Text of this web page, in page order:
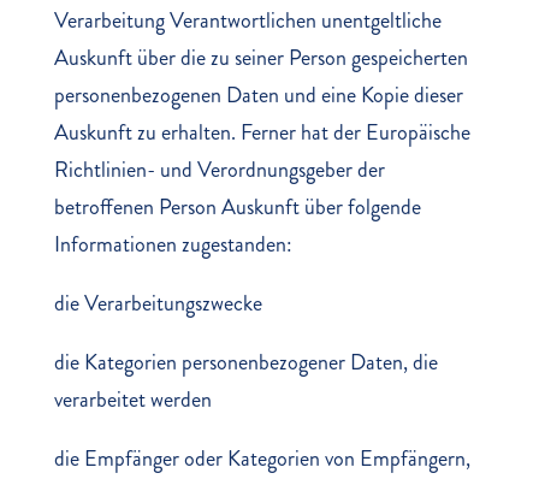
Verarbeitung Verantwortlichen unentgeltliche
Auskunft über die zu seiner Person gespeicherten
personenbezogenen Daten und eine Kopie dieser
Auskunft zu erhalten. Ferner hat der Europäische
Richtlinien- und Verordnungsgeber der
betroffenen Person Auskunft über folgende
Informationen zugestanden:
die Verarbeitungszwecke
die Kategorien personenbezogener Daten, die
verarbeitet werden
die Empfänger oder Kategorien von Empfängern,